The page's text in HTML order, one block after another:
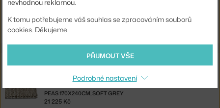
Shopping from the EU? Switch toPeas Rug 80x140, soft grey
Ze stejné kolekce
PEAS 170X240CM, SOFT GREY
21 225 Kč
nevhodnou reklamou.
K tomu potřebujeme váš souhlas se zpracováním souborů
cookies. Děkujeme.
PŘIJMOUT VŠE
Podrobné nastavení